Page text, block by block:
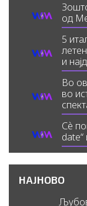
од
5
и
Во
во
Сè
НАЈНОВО